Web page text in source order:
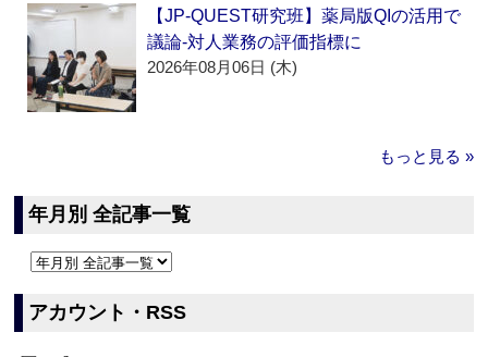
【JP-QUEST研究班】薬局版QIの活用で
議論‐対人業務の評価指標に
2026年08月06日 (木)
もっと見る »
年月別 全記事一覧
アカウント・RSS